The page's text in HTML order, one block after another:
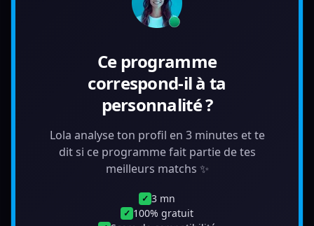
Ce programme
correspond-il à ta
personnalité ?
Lola analyse ton profil en 3 minutes et te
dit si ce programme fait partie de tes
meilleurs matchs ✨
✓ 3 mn
✓ 100% gratuit